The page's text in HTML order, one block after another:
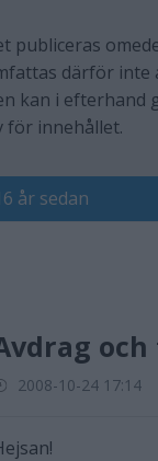
publiceras
därför
kan i
för innehållet.
år sedan
2008-10-24 17:14